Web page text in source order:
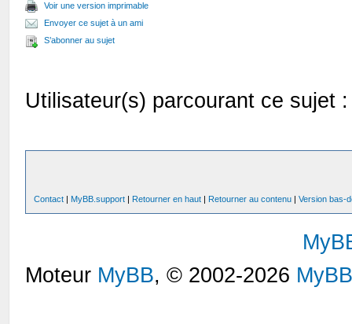
Voir une version imprimable
Envoyer ce sujet à un ami
S’abonner au sujet
Utilisateur(s) parcourant ce sujet
Contact | MyBB.support | Retourner en haut | Retourner au contenu |Version bas-
Moteur MyBB, © 2002-2026